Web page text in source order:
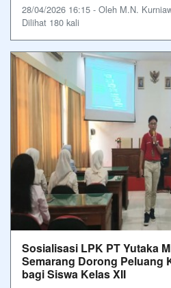
28/04/2026 16:15 - Oleh M.N.
Dilihat 180 kali
Sosialisasi LPK PT Yutaka
Semarang Dorong Peluang
bagi Siswa Kelas XII